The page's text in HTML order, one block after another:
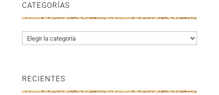
CATEGORÍAS
Categorías
RECIENTES